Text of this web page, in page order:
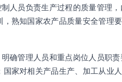
人员负责生产过程的质量管理
，熟知国家农产品质量安全管理
确管理人员和重点岗位人员职
国家对相关产品生产、加工从业